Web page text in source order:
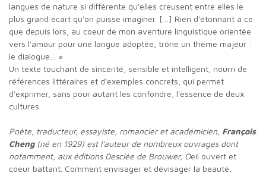
langues de nature si différente qu'elles creusent entre elles le
plus grand écart qu'on puisse imaginer. […] Rien d'étonnant à ce
que depuis lors, au coeur de mon aventure linguistique orientée
vers l'amour pour une langue adoptée, trône un thème majeur :
le dialogue… »
Un texte touchant de sincérité, sensible et intelligent, nourri de
références littéraires et d'exemples concrets, qui permet
d'exprimer, sans pour autant les confondre, l'essence de deux
cultures.
Poète, traducteur, essayiste, romancier et académicien, François
Cheng(né en 1929) est l'auteur de nombreux ouvrages dont
notamment, aux éditions Desclée de Brouwer, Oeil ouvert et
coeur battant. Comment envisager et dévisager la beauté.